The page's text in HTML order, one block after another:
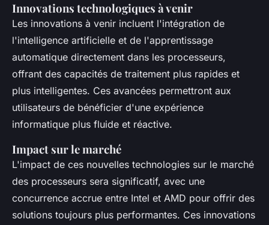
Innovations technologiques à venir
Les innovations à venir incluent l'intégration de
l'intelligence artificielle et de l'apprentissage
automatique directement dans les processeurs,
offrant des capacités de traitement plus rapides et
plus intelligentes. Ces avancées permettront aux
utilisateurs de bénéficier d'une expérience
informatique plus fluide et réactive.
Impact sur le marché
L'impact de ces nouvelles technologies sur le marché
des processeurs sera significatif, avec une
concurrence accrue entre Intel et AMD pour offrir des
solutions toujours plus performantes. Ces innovations